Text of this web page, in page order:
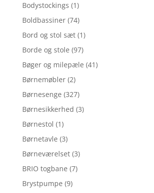
Bodystockings (1)
Boldbassiner (74)
Bord og stol sæt (1)
Borde og stole (97)
Bøger og milepæle (41)
Børnemøbler (2)
Børnesenge (327)
Børnesikkerhed (3)
Børnestol (1)
Børnetavle (3)
Børneværelset (3)
BRIO togbane (7)
Brystpumpe (9)